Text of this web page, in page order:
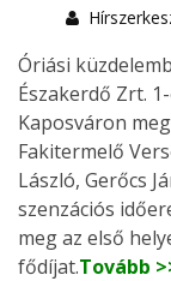
Óriási
Északerdő Zrt.
Kaposváron
Fakitermelő
László, Gerőcs
szenzációs
meg az első
fődíjat.Tovább